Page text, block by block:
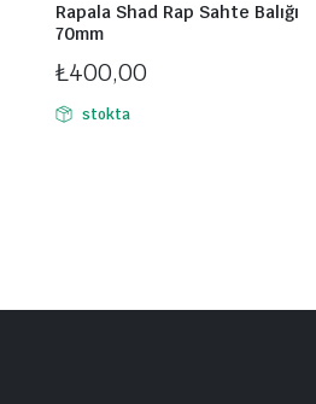
Rapala Shad Rap Sahte Balığı
70mm
₺400,00
stokta